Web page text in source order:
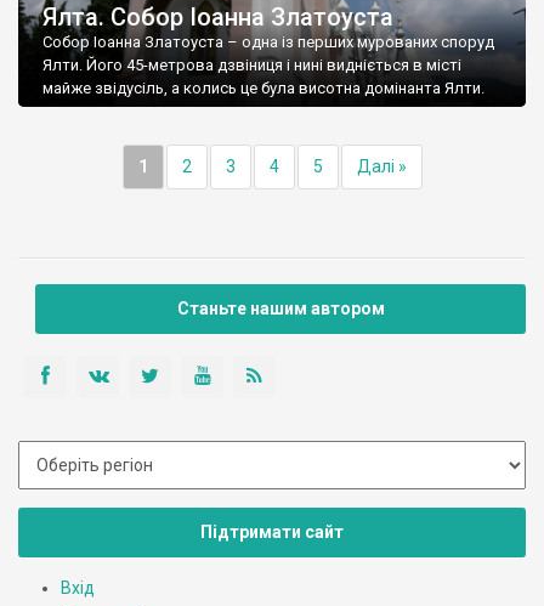
Ялта. Собор Іоанна Златоуста
Собор Іоанна Златоуста – одна із перших мурованих споруд
Ялти. Його 45-метрова дзвіниця і нині видніється в місті
майже звідусіль, а колись це була висотна домінанта Ялти.
1 2 3 4 5 Далі »
Станьте нашим автором
Підтримати сайт
Вхід